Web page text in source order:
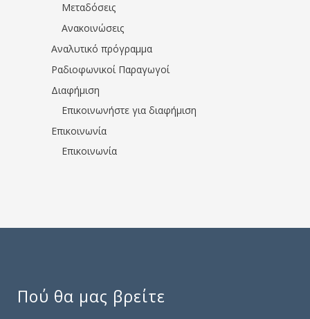
Μεταδόσεις
Ανακοινώσεις
Αναλυτικό πρόγραμμα
Ραδιοφωνικοί Παραγωγοί
Διαφήμιση
Επικοινωνήστε για διαφήμιση
Επικοινωνία
Επικοινωνία
Πού θα μας βρείτε